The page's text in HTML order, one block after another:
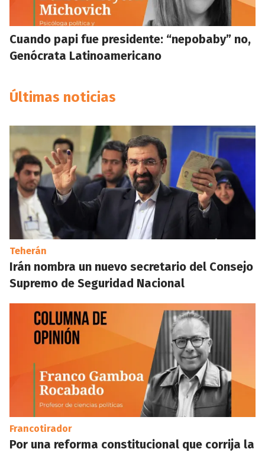
Cuando papi fue presidente: “nepobaby” no,
Genócrata Latinoamericano
Últimas noticias
Teherán
Irán nombra un nuevo secretario del Consejo
Supremo de Seguridad Nacional
Francotirador
Por una reforma constitucional que corrija la